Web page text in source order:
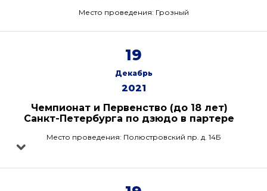
Место проведения: Грозный
19
Декабрь
2021
Чемпионат и Первенство (до 18 лет)
Санкт-Петербурга по дзюдо в партере
Место проведения: Полюстровский пр. д. 14Б